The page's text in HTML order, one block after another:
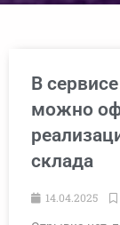
В
можно
склада
14.04.2025